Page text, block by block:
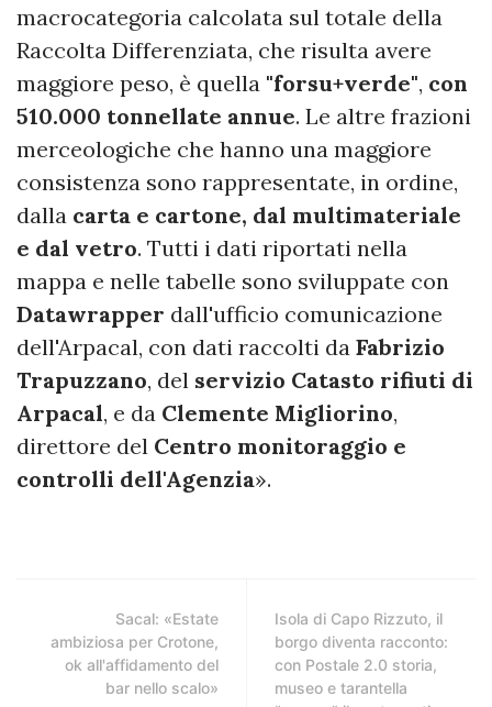
macrocategoria calcolata sul totale della
Raccolta Differenziata, che risulta avere
maggiore peso, è quella "forsu+verde", con
510.000 tonnellate annue. Le altre frazioni
merceologiche che hanno una maggiore
consistenza sono rappresentate, in ordine,
dalla carta e cartone, dal multimateriale
e dal vetro. Tutti i dati riportati nella
mappa e nelle tabelle sono sviluppate con
Datawrapper dall'ufficio comunicazione
dell'Arpacal, con dati raccolti da Fabrizio
Trapuzzano, del servizio Catasto rifiuti di
Arpacal, e da Clemente Migliorino,
direttore del Centro monitoraggio e
controlli dell'Agenzia».
Sacal: «Estate
ambiziosa per Crotone,
ok all'affidamento del
bar nello scalo»
Isola di Capo Rizzuto, il
borgo diventa racconto:
con Postale 2.0 storia,
museo e tarantella